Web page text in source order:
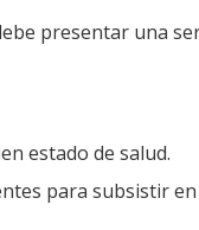
presentar una
estado de salud.
para subsistir